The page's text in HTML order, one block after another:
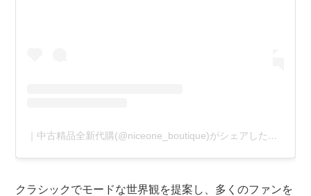
｜中古精品全新代購(@niceone_boutique)がシェアした投稿
クラシックでモードな世界観を提案し、多くのファンを